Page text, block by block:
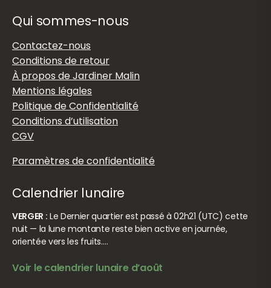
Qui sommes-nous
Contactez-nous
Conditions de retour
À propos de Jardiner Malin
Mentions légales
Politique de Confidentialité
Conditions d’utilisation
CGV
Paramètres de confidentialité
Calendrier lunaire
VERGER : Le Dernier quartier est passé à 02h21 (UTC) cette
nuit — la lune montante reste bien active en journée,
orientée vers les fruits.…
Voir le calendrier lunaire d’août